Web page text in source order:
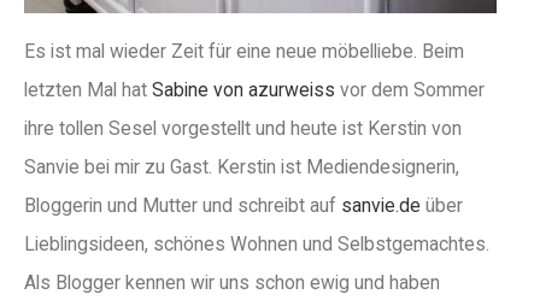
Es ist mal wieder Zeit für eine neue möbelliebe. Beim
letzten Mal hat Sabine von azurweiss vor dem Sommer
ihre tollen Sesel vorgestellt und heute ist Kerstin von
Sanvie bei mir zu Gast. Kerstin ist Mediendesignerin,
Bloggerin und Mutter und schreibt auf sanvie.de über
Lieblingsideen, schönes Wohnen und Selbstgemachtes.
Als Blogger kennen wir uns schon ewig und haben